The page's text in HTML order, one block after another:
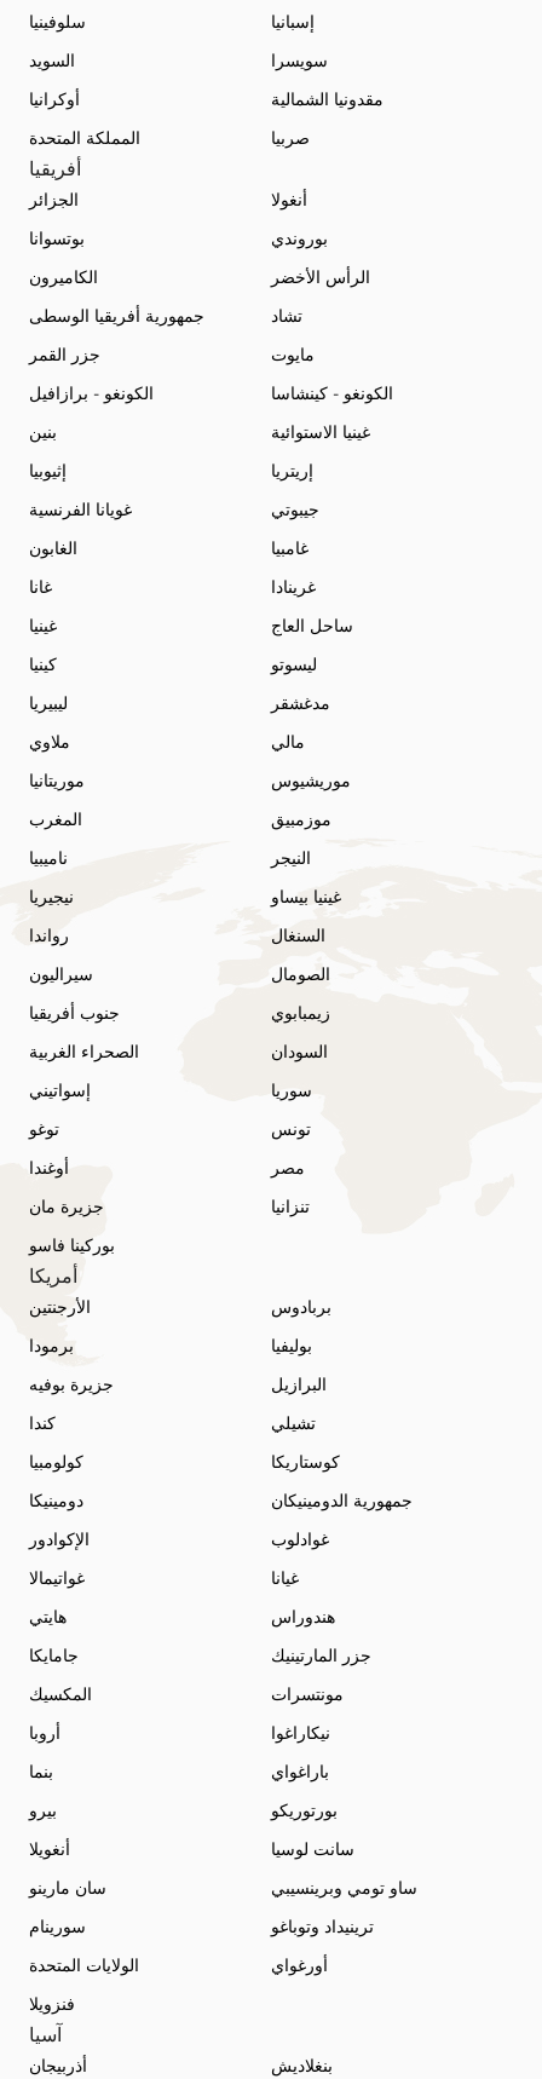
سلوفينيا
إسبانيا
السويد
سويسرا
أوكرانيا
مقدونيا الشمالية
المملكة المتحدة
صربيا
أفريقيا
الجزائر
أنغولا
بوتسوانا
بوروندي
الكاميرون
الرأس الأخضر
جمهورية أفريقيا الوسطى
تشاد
جزر القمر
مايوت
الكونغو - برازافيل
الكونغو - كينشاسا
بنين
غينيا الاستوائية
إثيوبيا
إريتريا
غويانا الفرنسية
جيبوتي
الغابون
غامبيا
غانا
غرينادا
غينيا
ساحل العاج
كينيا
ليسوتو
ليبيريا
مدغشقر
ملاوي
مالي
موريتانيا
موريشيوس
المغرب
موزمبيق
ناميبيا
النيجر
نيجيريا
غينيا بيساو
رواندا
السنغال
سيراليون
الصومال
جنوب أفريقيا
زيمبابوي
الصحراء الغربية
السودان
إسواتيني
سوريا
توغو
تونس
أوغندا
مصر
جزيرة مان
تنزانيا
بوركينا فاسو
أمريكا
الأرجنتين
بربادوس
برمودا
بوليفيا
جزيرة بوفيه
البرازيل
كندا
تشيلي
كولومبيا
كوستاريكا
دومينيكا
جمهورية الدومينيكان
الإكوادور
غوادلوب
غواتيمالا
غيانا
هايتي
هندوراس
جامايكا
جزر المارتينيك
المكسيك
مونتسرات
أروبا
نيكاراغوا
بنما
باراغواي
بيرو
بورتوريكو
أنغويلا
سانت لوسيا
سان مارينو
ساو تومي وبرينسيبي
سورينام
ترينيداد وتوباغو
الولايات المتحدة
أورغواي
فنزويلا
آسيا
أذربيجان
بنغلاديش